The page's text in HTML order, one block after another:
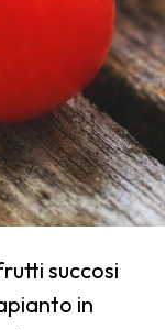
succosi
in